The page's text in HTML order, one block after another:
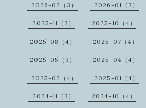
2026-02（3） 2026-01（3）
2025-11（3） 2025-10（4）
2025-08（4） 2025-07（4）
2025-05（3） 2025-04（4）
2025-02（4） 2025-01（4）
2024-11（3） 2024-10（4）